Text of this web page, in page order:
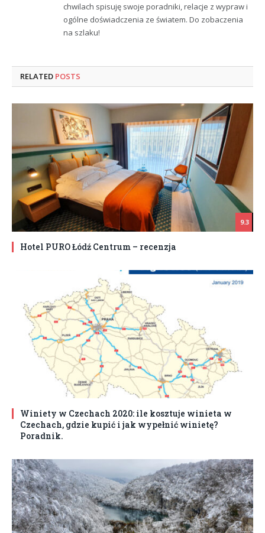
chwilach spisuję swoje poradniki, relacje z wypraw i
ogólne doświadczenia ze światem. Do zobaczenia
na szlaku!
RELATED POSTS
9.3
Hotel PURO Łódź Centrum – recenzja
Winiety w Czechach 2020: ile kosztuje winieta w
Czechach, gdzie kupić i jak wypełnić winietę?
Poradnik.